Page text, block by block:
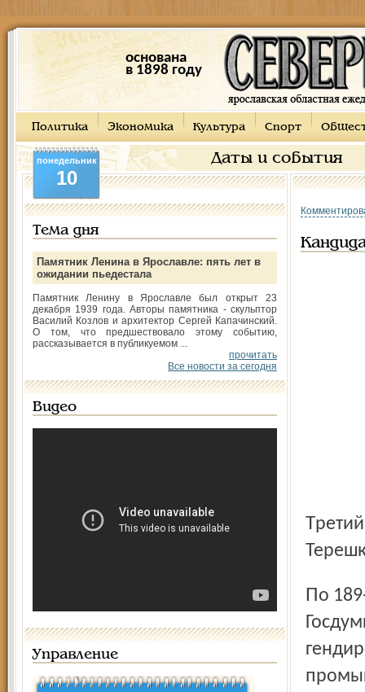
основана
в 1898 году
Политика Экономика Культура Спорт
Даты и события
понедельник
10
Тема дня
Памятник Ленина в Ярославле: пять лет в
ожидании пьедестала
Памятник Ленину в Ярославле был открыт 23
декабря 1939 года. Авторы памятника - скульптор
Василий Козлов и архитектор Сергей Капачинский.
О том, что предшествовало этому событию,
рассказывается в публикуемом ...
прочитать
Все новости за сегодня
Видео
Управление
Третий номер федерального списка – Валентина
По 189-му округу будет баллотироваться бывший депутат